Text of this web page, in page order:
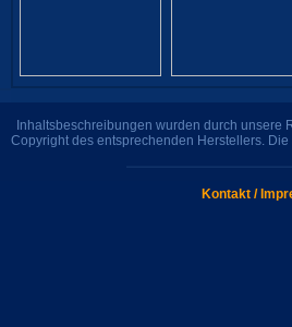
Inhaltsbeschreibungen wurden durch unsere
Copyright des entsprechenden Herstellers.
Kontakt /